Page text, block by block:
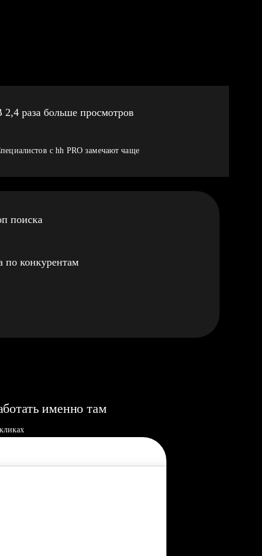
2,4 раза больше просмотров
с hh PRO замечают чаще
поиска
по конкурентам
именно там